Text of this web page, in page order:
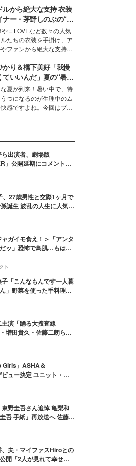
常識を大きく変える可能
た、革新的な「Water
Skin（ウォーターキャ
ングスキン：捕水肌）」
花王が構築した。
ルから絶大な支持 衣装
ナー・茅野しのぶの“可
作る美学＜「シチズン
シー」インタビュー＞
＝LOVEなど数々の人気
たちの衣装を手掛け、ア
ファンから絶大な支持を
クリエイティブディレク
野しのぶ。一人ひとりの
寄り添い、魅力を引き出す
は、多くの女性たちに勇
を与え続けている。
かり＆橋下美好「我慢
ていいんだ」夏の“暑さ
新しい選択肢とは？
夏が到来！暑い中で、特
つになるのが生理中のム
感ですよね。今回はプラ
迎えて本音で女子会トー
のお出かけを快適に過ご
や、2人が感動した夏の
常識にも迫りました。
ら出演者、劇場版
」公開延期にコメント
ールを」
、27歳男性と交際1ヶ月で
誕生 波乱の人生に人気タ
ャガイモ食え！＞「アンタ
ッ」恐怖で鳥肌…もはや
ト
子「こんなもんです一人暮
」野菜を使った手料理公
主演「踊る大捜査線
増田貴久・佐藤二朗ら新
ワード”も
Girls」ASHA＆
ュー決定 ユニット・
東野圭吾さん追悼 亀梨和
吾 手紙」再放送へ 佐藤隆
、夫・マイファスHiroとの
開「2人が見れて幸せ」